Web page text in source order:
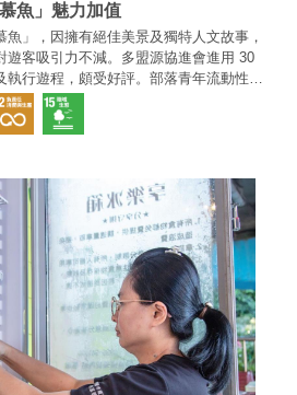
魚」魅力加值
」，因擁有絕佳美景及獨特人文故事，
遊客吸引力不減。多盟源協進會進用 30
執行遊程，頗受好評。部落青年流動性一
順利銜接職場，擔任主管，達成多元就業